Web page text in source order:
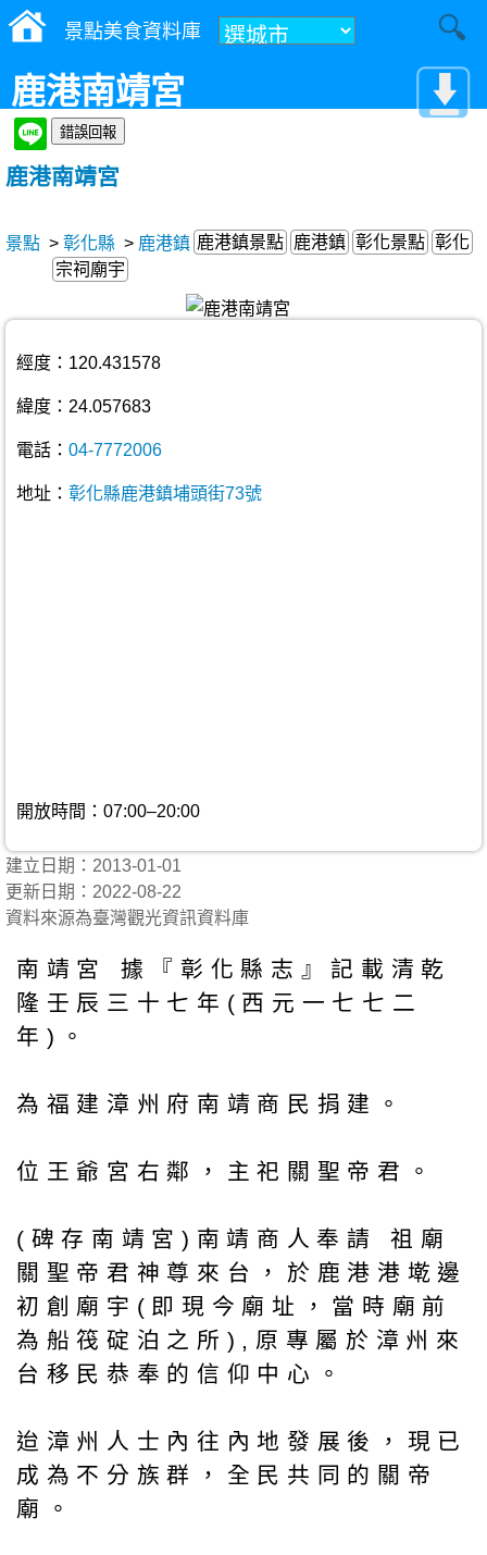
景點美食資料庫
鹿港南靖宮
鹿港南靖宮
景點 > 彰化縣 > 鹿港鎮 鹿港鎮景點 鹿港鎮 彰化景點 彰化
宗祠廟宇
經度：120.431578
緯度：24.057683
電話： 04-7772006
地址： 彰化縣鹿港鎮埔頭街73號
開放時間：07:00–20:00
建立日期：2013-01-01
更新日期：2022-08-22
資料來源為臺灣觀光資訊資料庫
南靖宮 據『彰化縣志』記載清乾
隆壬辰三十七年(西元一七七二
年)。
為福建漳州府南靖商民捐建。
位王爺宮右鄰，主祀關聖帝君。
(碑存南靖宮)南靖商人奉請 祖廟
關聖帝君神尊來台，於鹿港港墘邊
初創廟宇(即現今廟址，當時廟前
為船筏碇泊之所),原專屬於漳州來
台移民恭奉的信仰中心。
迨漳州人士內往內地發展後，現已
成為不分族群，全民共同的關帝
廟。